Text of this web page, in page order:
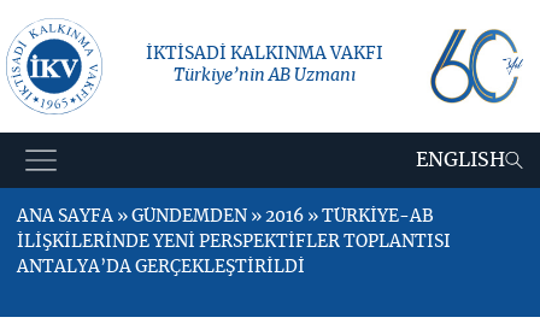
İKTİSADİ KALKINMA VAKFI
Türkiye’nin AB Uzmanı
ENGLISH
ANA SAYFA » GÜNDEMDEN » 2016 » TÜRKİYE-AB
İLİŞKİLERİNDE YENİ PERSPEKTİFLER TOPLANTISI
ANTALYA’DA GERÇEKLEŞTİRİLDİ